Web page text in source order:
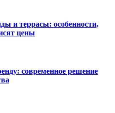
и террасы: особенности,
цены
современное решение